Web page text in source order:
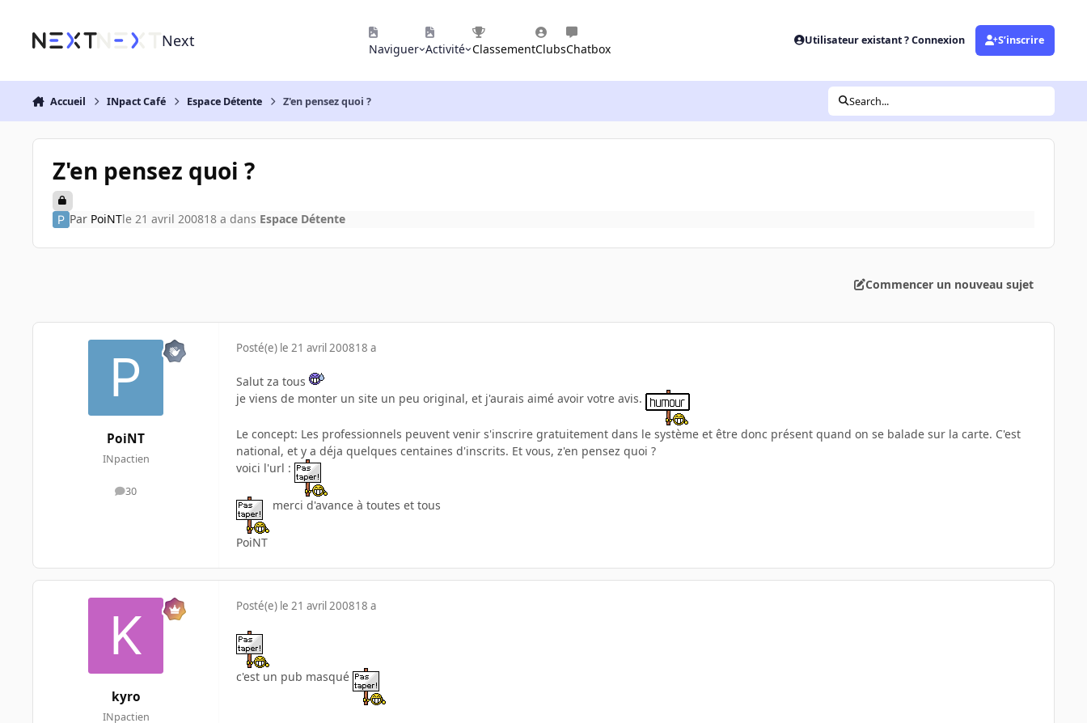
Next Naviguer Activité ClassementClubsChatbox
Utilisateur existant ? Connexion S’inscrire
Accueil INpact Café Espace Détente Z'en pensez quoi ? Search...
Z'en pensez quoi ?
Par PoiNTle 21 avril 200818 a dans Espace Détente
Commencer un nouveau sujet
PoiNT
INpactien
30
messages
Posté(e) le 21 avril 200818 a
Salut za tous
je viens de monter un site un peu original, et j'aurais aimé avoir votre avis.
Le concept: Les professionnels peuvent venir s'inscrire gratuitement dans le système et être donc présent quand on se balade sur la carte. C'est
national, et y a déja quelques centaines d'inscrits. Et vous, z'en pensez quoi ?
voici l'url :
merci d'avance à toutes et tous
PoiNT
kyro
INpactien
Posté(e) le 21 avril 200818 a
c'est un pub masqué